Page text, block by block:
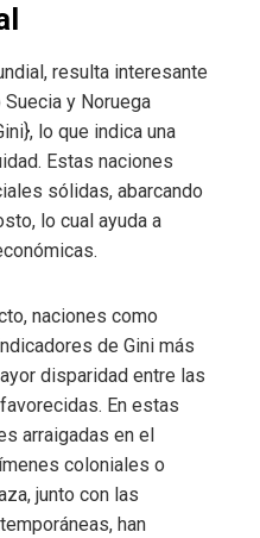
resulta interesante
y Noruega
lo que indica una
Estas naciones
sólidas, abarcando
lo cual ayuda a
naciones como
de Gini más
disparidad entre las
En estas
arraigadas en el
coloniales o
junto con las
han